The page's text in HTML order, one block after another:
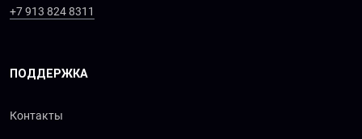
+7 913 824 8311
ПОДДЕРЖКА
Контакты